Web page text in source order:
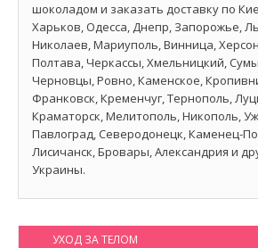
шоколадом и заказать доставку по
Харьков, Одесса, Днепр, Запорожье,
Николаев, Мариуполь, Винница,
Полтава, Черкассы, Хмельницкий,
Черновцы, Ровно, Каменское,
Франковск, Кременчуг, Тернополь,
Краматорск, Мелитополь, Никополь,
Павлоград, Северодонецк, Каменец-
Лисичанск, Бровары, Александрия и
Украины.
УХОД ЗА ТЕЛОМ